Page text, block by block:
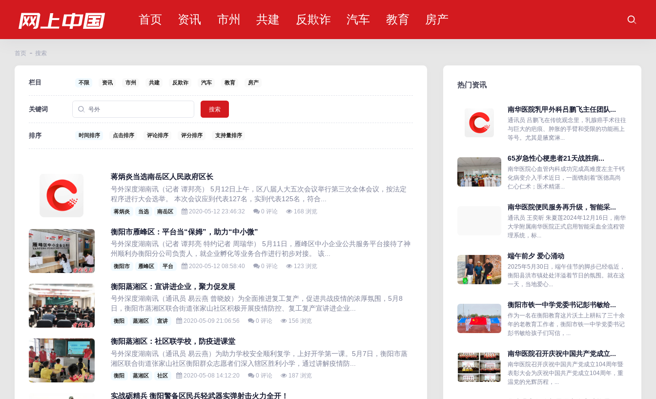
首页 资讯 市州 共建 反欺诈 汽车 教育 房产
首页 搜索
栏目 不限 资讯 市州 共建 反欺诈 汽车 教育 房产
关键词 搜索
排序 时间排序 点击排序 评论排序 评分排序 支持量排序
蒋炳炎当选南岳区人民政府区长
号外深度湖南讯（记者 谭邦亮） 5月12日上午，区八届人大五次会议举行第三次全体会议，按法定
程序进行大会选举。 本次会议应到代表127名，实到代表125名，符合...
蒋炳炎 当选 南岳区 2020-05-12 23:46:32 0 评论 168 浏览
衡阳市雁峰区：平台当“保姆”，助力“中小微”
号外深度湖南讯（记者 谭邦亮 特约记者 周瑞华） 5月11日，雁峰区中小企业公共服务平台接待了神
州顺利办衡阳分公司负责人，就企业孵化等业务合作进行初步对接。 该...
衡阳市 雁峰区 平台 2020-05-12 08:58:40 0 评论 123 浏览
衡阳蒸湘区：宣讲进企业，聚力促发展
号外深度湖南讯（通讯员 易云燕 曾晓姣）为全面推进复工复产，促进共战疫情的浓厚氛围，5月8
日，衡阳市蒸湘区联合街道张家山社区积极开展疫情防控、复工复产宣讲进企业...
衡阳 蒸湘区 宣讲 2020-05-09 21:06:56 0 评论 156 浏览
衡阳蒸湘区：社区联学校，防疫进课堂
号外深度湖南讯（通讯员 易云燕）为助力学校安全顺利复学，上好开学第一课。5月7日，衡阳市蒸
湘区联合街道张家山社区衡阳群众志愿者们深入辖区胜利小学，通过讲解疫情防...
衡阳 蒸湘区 社区 2020-05-08 14:12:20 0 评论 187 浏览
实战砺精兵 衡阳警备区民兵轻武器实弹射击火力全开！
热门资讯
南华医院乳甲外科吕鹏飞主任团队...
通讯员 吕鹏飞在传统观念里，乳腺癌手术往往
与巨大的疤痕、肿胀的手臂和受限的功能画上
等号。尤其是腋窝淋...
65岁急性心梗患者21天战胜病...
南华医院心血管内科成功完成高难度左主干钙
化病变介入手术近日，一面镌刻着“医德高尚
仁心仁术；医术精湛...
南华医院便民服务再升级，智能采...
通讯员 王奕昕 朱夏莲2024年12月16日，南华
大学附属南华医院正式启用智能采血全流程管
理系统，标...
端午前夕 爱心涌动
2025年5月30日，端午佳节的脚步已经临近，
衡阳县洪市镇处处洋溢着节日的氛围。就在这
一天，当地爱心...
衡阳市铁一中学党委书记彭书敏给...
作为一名在衡阳教育这片沃土上耕耘了三十余
年的老教育工作者，衡阳市铁一中学党委书记
彭书敏给孩子们写信，...
南华医院召开庆祝中国共产党成立...
南华医院召开庆祝中国共产党成立104周年暨
表彰大会为庆祝中国共产党成立104周年，重
温党的光辉历程，...